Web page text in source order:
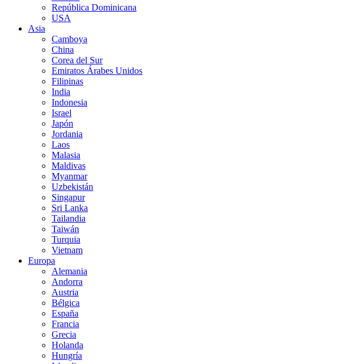
República Dominicana
USA
Asia
Camboya
China
Corea del Sur
Emiratos Árabes Unidos
Filipinas
India
Indonesia
Israel
Japón
Jordania
Laos
Malasia
Maldivas
Myanmar
Uzbekistán
Singapur
Sri Lanka
Tailandia
Taiwán
Turquia
Vietnam
Europa
Alemania
Andorra
Austria
Bélgica
España
Francia
Grecia
Holanda
Hungría